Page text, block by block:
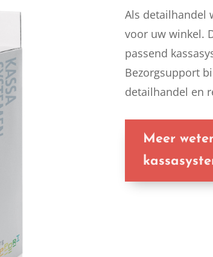
Als detailhandel
voor uw winkel.
passend
Bezorgsupport
detailhandel en
Meer